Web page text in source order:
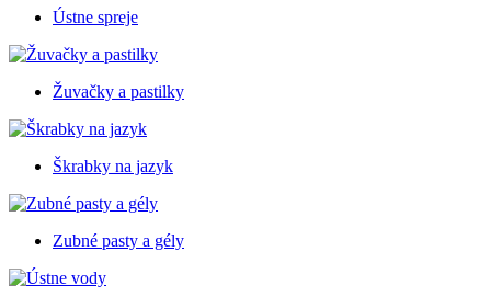
Ústne spreje
Žuvačky a pastilky
Škrabky na jazyk
Zubné pasty a gély